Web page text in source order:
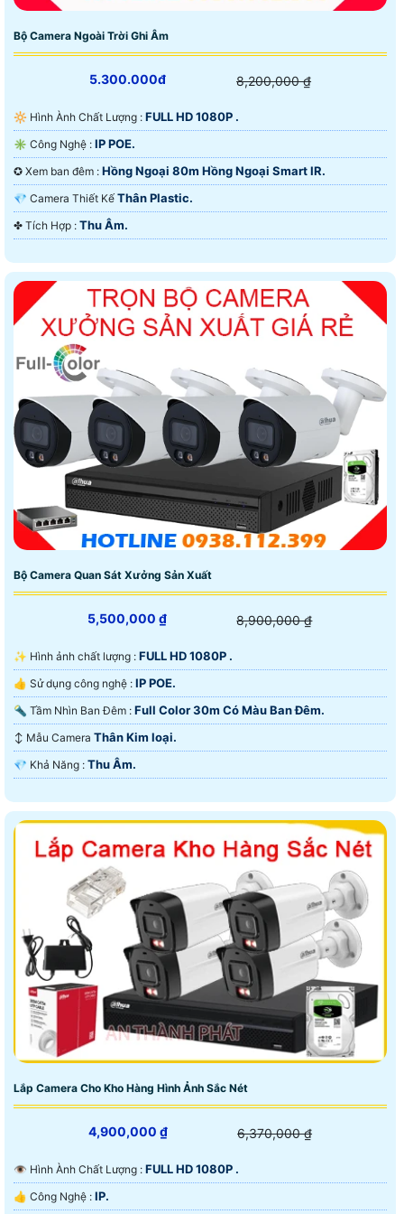
Bộ Camera Ngoài Trời Ghi Âm
5.300.000đ 8,200,000 ₫
🔆 Hình Ành Chất Lượng : FULL HD 1080P .
✳️ Công Nghệ : IP POE.
✪ Xem ban đêm : Hồng Ngoại 80m Hồng Ngoại Smart IR.
💎 Camera Thiết Kế Thân Plastic.
️✤ Tích Hợp : Thu Âm.
Bộ Camera Quan Sát Xưởng Sản Xuất
5,500,000 ₫ 8,900,000 ₫
✨ Hình ảnh chất lượng : FULL HD 1080P .
👍 Sử dụng công nghệ : IP POE.
🔦 Tầm Nhìn Ban Đêm : Full Color 30m Có Màu Ban Ðêm.
↕️ Mẫu Camera Thân Kim loại.
️💎 Khả Năng : Thu Âm.
Lắp Camera Cho Kho Hàng Hình Ảnh Sắc Nét
4,900,000 ₫ 6,370,000 ₫
👁 Hình Ành Chất Lượng : FULL HD 1080P .
👍 Công Nghệ : IP.